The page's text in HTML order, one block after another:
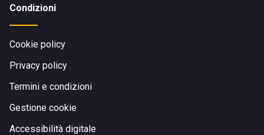
Condizioni
Cookie policy
Privacy policy
Termini e condizioni
Gestione cookie
Accessibilità digitale